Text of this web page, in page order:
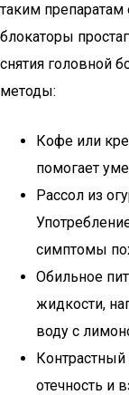
таким препаратам
блокаторы
снятия головной
методы:
Кофе или
помогает
Рассол из
симптомы
Обильное
жидкости,
воду с
Контрастный
отечность и